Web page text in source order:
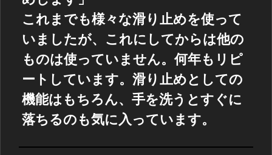
これまでも様々な滑り止めを使って
いましたが、これにしてからは他の
ものは使っていません。何年もリピ
ートしています。滑り止めとしての
機能はもちろん、手を洗うとすぐに
落ちるのも気に入っています。